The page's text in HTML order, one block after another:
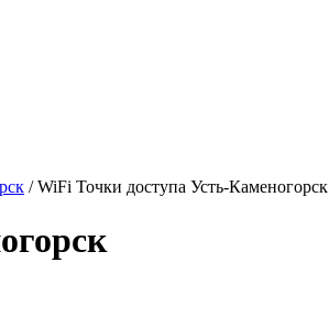
/ WiFi Точки доступа Усть-Каменогорск